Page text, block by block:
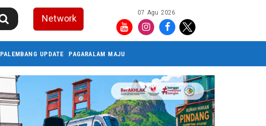
Network 07 Agu 2026
PALEMBANG UPDATE PAGARALAM MAJU